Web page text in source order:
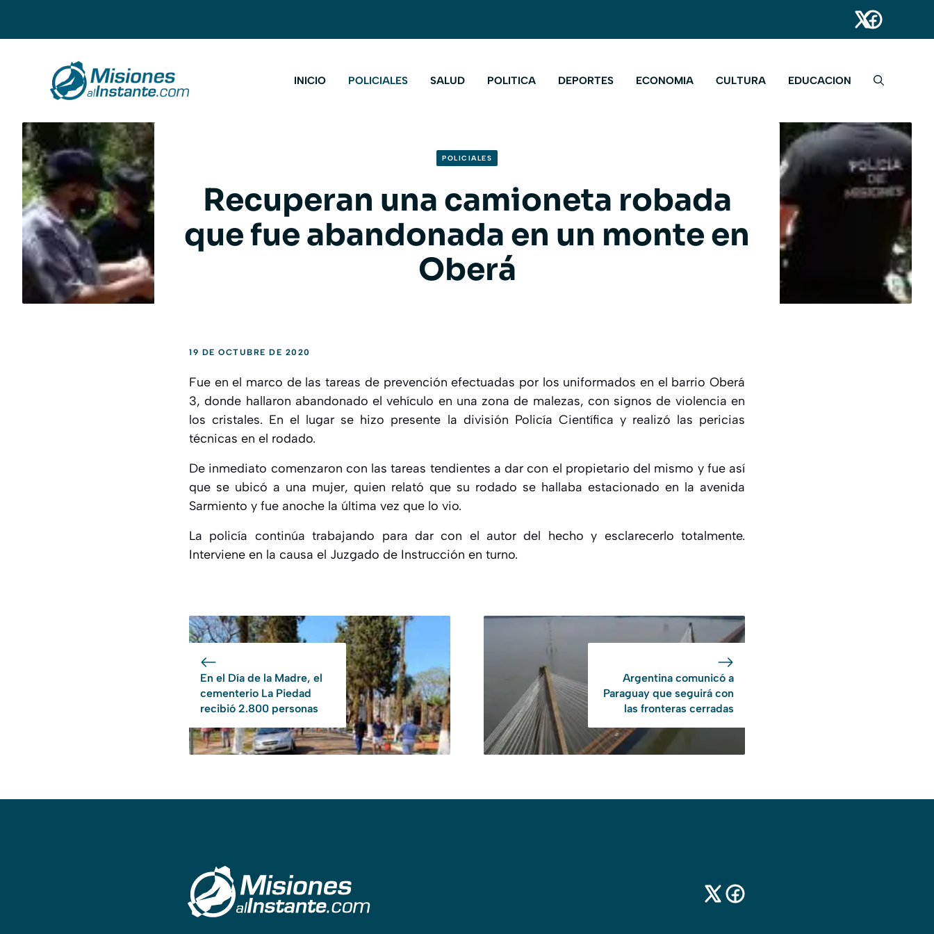
INICIO POLICIALES SALUD POLITICA DEPORTES ECONOMIA CULTURA EDUCACION
POLICIALES
Recuperan una camioneta robada
que fue abandonada en un monte en
Oberá
19 DE OCTUBRE DE 2020
Fue en el marco de las tareas de prevención efectuadas por los uniformados en el barrio Oberá
3, donde hallaron abandonadoel vehículo en una zona de malezas, con signos de violencia en
los cristales. En el lugar se hizo presente la división Policía Científica y realizó las pericias
técnicas en el rodado.
De inmediato comenzaron con las tareas tendientes a dar con el propietario del mismo y fue así
que se ubicó a una mujer, quien relató que su rodado se hallaba estacionado en la avenida
Sarmiento y fue anoche la última vez que lo vio.
La policía continúa trabajando para dar con el autor del hecho y esclarecerlo totalmente.
Interviene en la causa el Juzgado de Instrucción en turno.
En el Día de la Madre, el
cementerio La Piedad
recibió 2.800 personas
Argentina comunicó a
Paraguay que seguirá con
las fronteras cerradas